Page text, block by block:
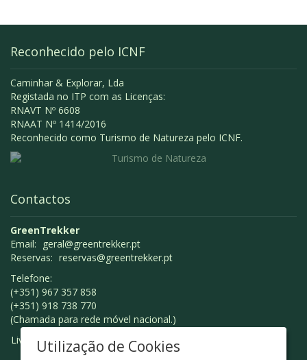
Reconhecido pelo ICNF
Caminhar & Explorar, Lda
Registada no ITP com as Licenças:
RNAVT Nº 6608
RNAAT Nº 1414/2016
Reconhecido como Turismo de Natureza pelo ICNF.
Contactos
GreenTrekker
Email: geral@greentrekker.pt
Reservas: reservas@greentrekker.pt
Telefone:
(+351) 967 357 858
(+351) 918 738 770
(Chamada para rede móvel nacional.)
Livro de Reclamações
Utilização de Cookies